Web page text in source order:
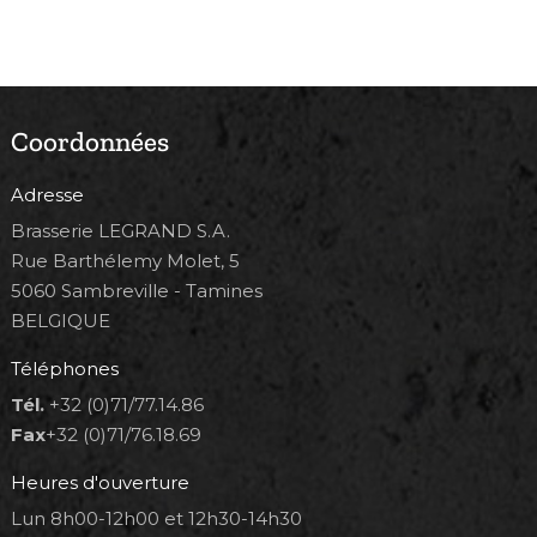
Coordonnées
Adresse
Brasserie LEGRAND S.A.
Rue Barthélemy Molet, 5
5060 Sambreville - Tamines
BELGIQUE
Téléphones
Tél. +32 (0)71/77.14.86
Fax+32 (0)71/76.18.69
Heures d'ouverture
Lun 8h00-12h00 et 12h30-14h30